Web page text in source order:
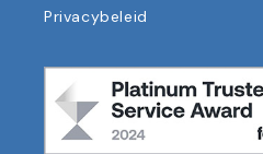
Privacybeleid